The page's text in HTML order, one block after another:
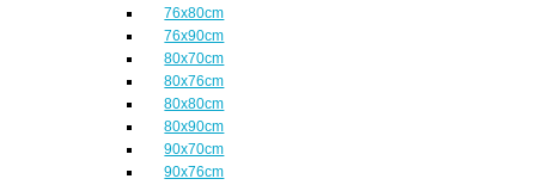
76x80cm
76x90cm
80x70cm
80x76cm
80x80cm
80x90cm
90x70cm
90x76cm